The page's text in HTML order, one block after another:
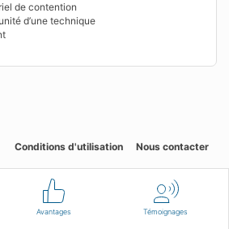
Avantages Témoignages
de contention
d’une technique
Conditions d'utilisation Nous contacter